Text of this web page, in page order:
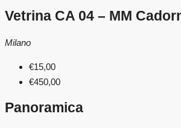
Vetrina CA 04 – MM
Milano
€15,00
€450,00
Panoramica